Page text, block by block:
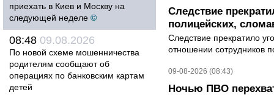
приехать в Киев и Москву на
следующей неделе ©
08:48 09.08.2026
По новой схеме мошенничества
родителям сообщают об
операциях по банковским картам
детей
Следствие
полицейских,
Следствие прекратило
отношении сотрудников
09-08-2026 (08:43)
Ночью ПВО